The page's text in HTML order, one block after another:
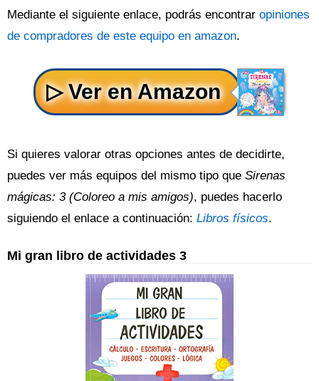
Mediante el siguiente enlace, podrás encontrar opiniones
de compradores de este equipo en amazon.
Si quieres valorar otras opciones antes de decidirte,
puedes ver más equipos del mismo tipo que Sirenas
mágicas: 3 (Coloreo a mis amigos), puedes hacerlo
siguiendo el enlace a continuación: Libros físicos.
Mi gran libro de actividades 3